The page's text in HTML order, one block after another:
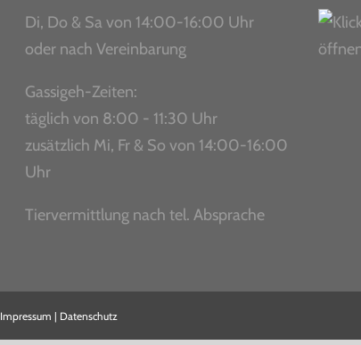
Di, Do & Sa von 14:00-16:00 Uhr
oder nach Vereinbarung
Gassigeh-Zeiten:
täglich von 8:00 - 11:30 Uhr
zusätzlich Mi, Fr & So von 14:00-16:00
Uhr
Tiervermittlung nach tel. Absprache
Impressum | Datenschutz